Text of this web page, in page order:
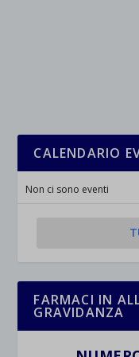
CALENDARIO
Non ci sono eventi
FARMACI IN
GRAVIDANZA